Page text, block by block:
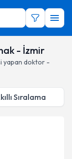
- İzmir
yapan doktor -
Sıralama